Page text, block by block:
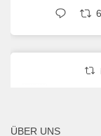
6
ÜBER UNS